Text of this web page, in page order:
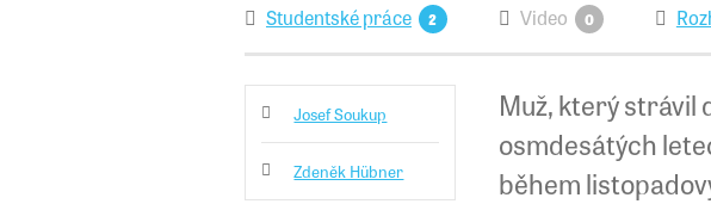
Studentské práce 2 Video 0
Josef Soukup
Zdeněk Hübner
Muž, který strávil
osmdesátých
během